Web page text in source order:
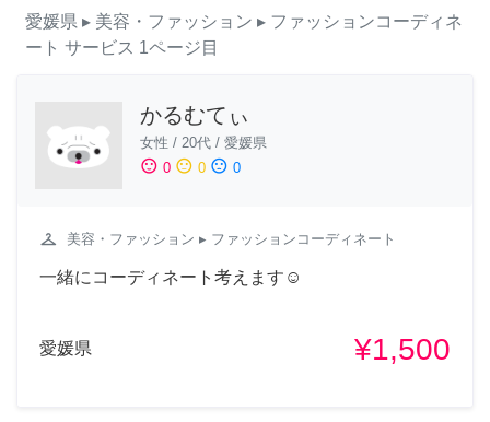
愛媛県 ▸ 美容・ファッション ▸ ファッションコーディネ
ート サービス 1ページ目
かるむてぃ
女性 / 20代 / 愛媛県
sentiment_satisfied 0 sentiment_neutral 0 sentiment_dissatisfied 0
checkroom 美容・ファッション ▸ ファッションコーディネート
一緒にコーディネート考えます☺️
愛媛県 ¥1,500